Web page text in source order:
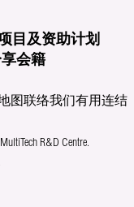
目及资助计划
会籍
图联络我们有用连结
R&D Centre.